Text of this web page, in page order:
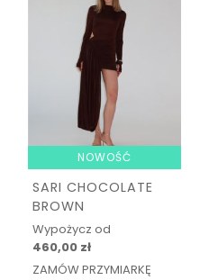
NOWOŚĆ
SARI CHOCOLATE
BROWN
Wypożycz od
460,00 zł
ZAMÓW PRZYMIARKĘ